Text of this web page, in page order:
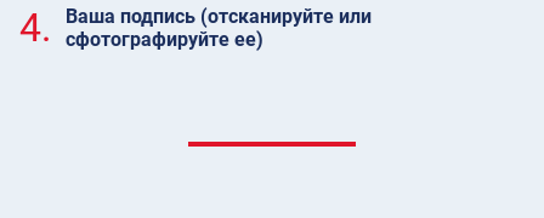
4.
Ваша подпись (отсканируйте или
сфотографируйте ее)